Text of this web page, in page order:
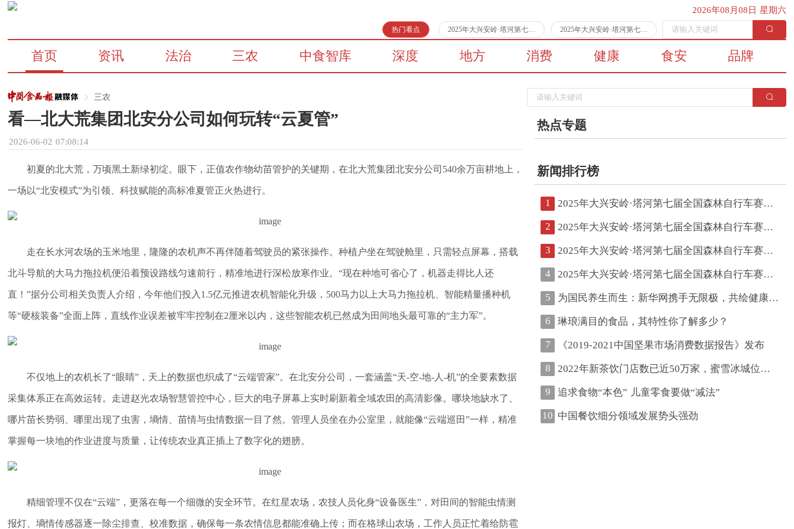
2026年08月08日 星期六
热门看点 2025年大兴安岭·塔河第七届全国森林自行车赛第二日比赛顺利完赛2025年大兴安岭·塔河第七届全国森林自行车赛将于7月11日拉开战幕
首页 资讯 法治 三农 中食智库 深度 地方 消费 健康 食安 品牌
三农
看—北大荒集团北安分公司如何玩转“云夏管”
2026-06-02 07:08:14
初夏的北大荒，万顷黑土新绿初绽。眼下，正值农作物幼苗管护的关键期，在北大荒集团北安分公司540余万亩耕地上，
一场以“北安模式”为引领、科技赋能的高标准夏管正火热进行。
走在长水河农场的玉米地里，隆隆的农机声不再伴随着驾驶员的紧张操作。种植户坐在驾驶舱里，只需轻点屏幕，搭载
北斗导航的大马力拖拉机便沿着预设路线匀速前行，精准地进行深松放寒作业。“现在种地可省心了，机器走得比人还
直！”据分公司相关负责人介绍，今年他们投入1.5亿元推进农机智能化升级，500马力以上大马力拖拉机、智能精量播种机
等“硬核装备”全面上阵，直线作业误差被牢牢控制在2厘米以内，这些智能农机已然成为田间地头最可靠的“主力军”。
不仅地上的农机长了“眼睛”，天上的数据也织成了“云端管家”。在北安分公司，一套涵盖“天-空-地-人-机”的全要素数据
采集体系正在高效运转。走进赵光农场智慧管控中心，巨大的电子屏幕上实时刷新着全域农田的高清影像。哪块地缺水了、
哪片苗长势弱、哪里出现了虫害，墒情、苗情与虫情数据一目了然。管理人员坐在办公室里，就能像“云端巡田”一样，精准
掌握每一块地的作业进度与质量，让传统农业真正插上了数字化的翅膀。
精细管理不仅在“云端”，更落在每一个细微的安全环节。在红星农场，农技人员化身“设备医生”，对田间的智能虫情测
报灯、墒情传感器逐一除尘排查、校准数据，确保每一条农情信息都能准确上传；而在格球山农场，工作人员正忙着给防雹
热点专题
新闻排行榜
1 2025年大兴安岭·塔河第七届全国森林自行车赛第二日比赛顺利完赛
2 2025年大兴安岭·塔河第七届全国森林自行车赛将于7月11日拉开战幕
3 2025年大兴安岭·塔河第七届全国森林自行车赛鸣枪开赛
4 2025年大兴安岭·塔河第七届全国森林自行车赛圆满收官
5 为国民养生而生：新华网携手无限极，共绘健康中国新图景
6 琳琅满目的食品，其特性你了解多少？
7 《2019-2021中国坚果市场消费数据报告》发布
8 2022年新茶饮门店数已近50万家，蜜雪冰城位居第一、古茗第二
9 追求食物“本色” 儿童零食要做“减法”
10 中国餐饮细分领域发展势头强劲